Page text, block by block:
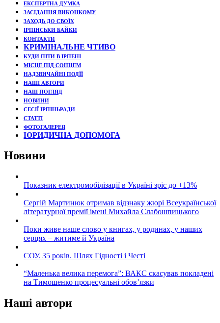
ЕКСПЕРТНА ДУМКА
ЗАСІДАННЯ ВИКОНКОМУ
ЗАХОДЬ ДО СВОЇХ
ІРПІНСЬКИ БАЙКИ
КОНТАКТИ
КРИМІНАЛЬНЕ ЧТИВО
КУДИ ПІТИ В ІРПЕНІ
МІСЦЕ ПІД СОНЦЕМ
НАДЗВИЧАЙНІ ПОДЇЇ
НАШІ АВТОРИ
НАШ ПОГЛЯД
НОВИНИ
СЕСІЇ ІРПІНЬРАДИ
СТАТТІ
ФОТОГАЛЕРЕЯ
ЮРИДИЧНА ДОПОМОГА
Новини
Показник електромобілізації в Україні зріс до +13%
Сергій Мартинюк отримав відзнаку жюрі Всеукраїнської
літературної премії імені Михайла Слабошпицького
Поки живе наше слово у книгах, у родинах, у наших
серцях – житиме й Україна
СОУ. 35 років. Шлях Гідності і Честі
“Маленька велика перемога”: ВАКС скасував покладені
на Тимошенко процесуальні обов’язки
Наші автори